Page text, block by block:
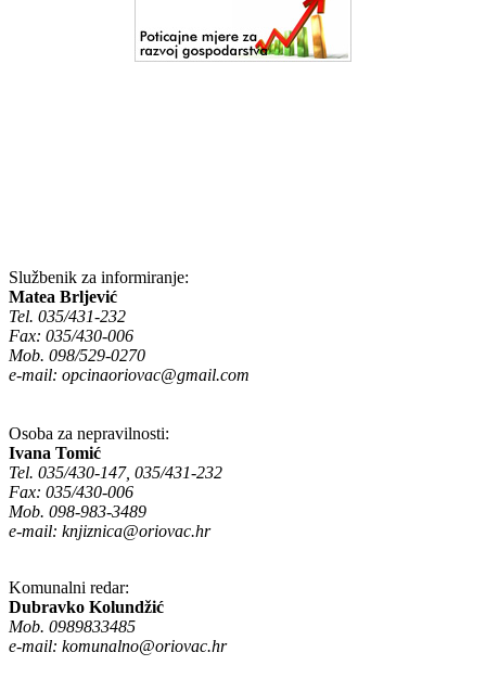
Službenik za informiranje:
Matea Brljević
Tel. 035/431-232
Fax: 035/430-006
Mob. 098/529-0270
e-mail: opcinaoriovac@gmail.com
Osoba za nepravilnosti:
Ivana Tomić
Tel. 035/430-147, 035/431-232
Fax: 035/430-006
Mob. 098-983-3489
e-mail: knjiznica@oriovac.hr
Komunalni redar:
Dubravko Kolundžić
Mob. 0989833485
e-mail: komunalno@oriovac.hr